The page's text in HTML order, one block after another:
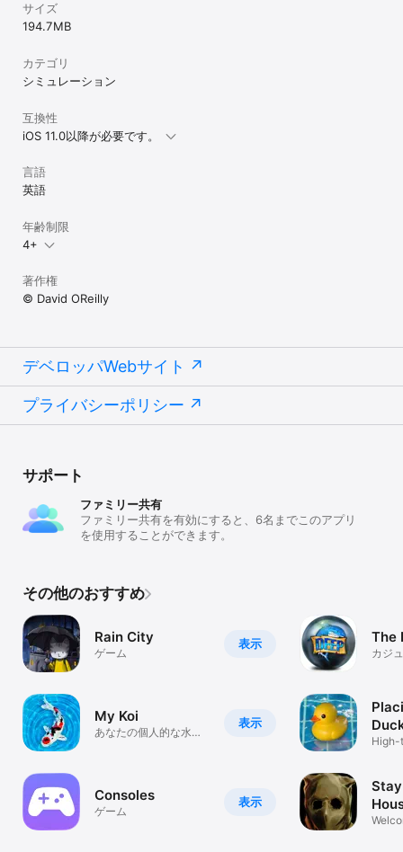
サイズ
194.7 MB
カテゴリ
シミュレーション
互換性
iOS 11.0以降が必要です。
言語
英語
年齢制限
4+
著作権
© David OReilly
デベロッパWebサイト
プライバシーポリシー
サポート
ファミリー共有
ファミリー共有を有効にすると、6名までこのアプリ
を使用することができます。
その他のおすすめ
表示
Rain City
ゲーム
表示
My Koi
あなたの個人的な水中
表示
Consoles
ゲーム
The
カジ
High-